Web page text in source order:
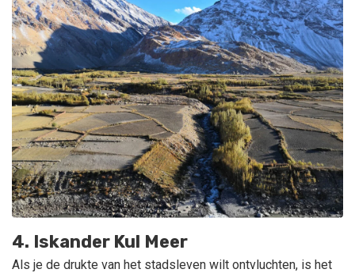
4. Iskander Kul Meer
Als je de drukte van het stadsleven wilt ontvluchten, is het